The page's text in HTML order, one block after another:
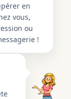
en
vous,
ou
!